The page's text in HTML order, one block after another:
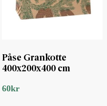
Påse Grankotte
400x200x400 cm
60kr